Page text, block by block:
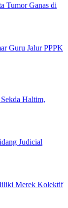
Tumor Ganas di
Guru Jalur PPPK
Haltim,
Judicial
Merek Kolektif